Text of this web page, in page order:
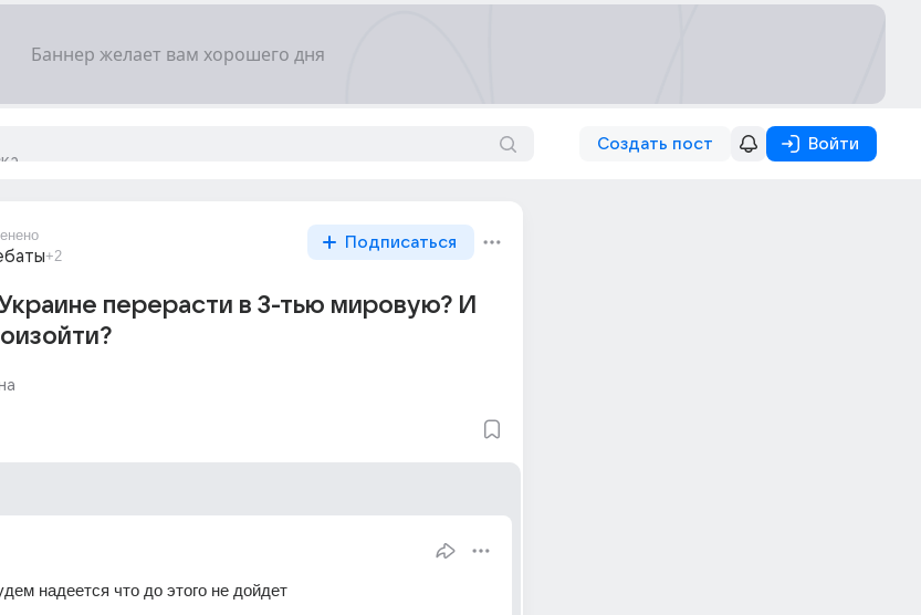
Создать пост Войти
+2
Подписаться
перерасти в 3-тью мировую? И
надеется что до этого не дойдет